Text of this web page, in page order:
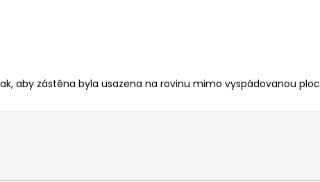
aby zástěna byla usazena na rovinu mimo vyspádovanou